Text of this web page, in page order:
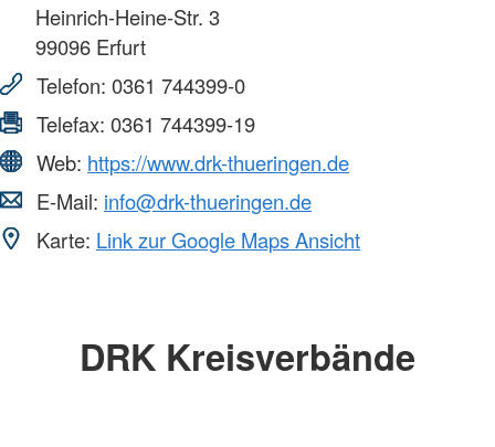
Heinrich-Heine-Str. 3
99096 Erfurt
Telefon: 0361 744399-0
Telefax: 0361 744399-19
Web: https://www.drk-thueringen.de
E-Mail: info@drk-thueringen.de
Karte: Link zur Google Maps Ansicht
DRK Kreisverbände